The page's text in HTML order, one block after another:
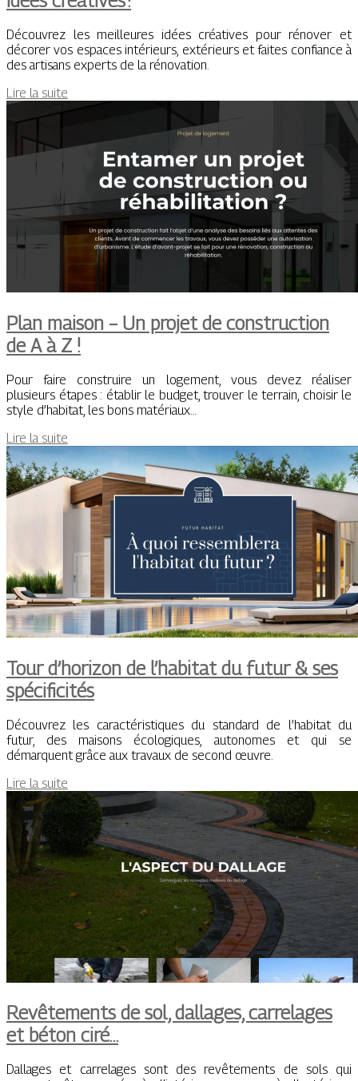
Découvrez les meilleures idées créatives pour rénover et
décorer vos espaces intérieurs, extérieurs et faites confiance à
des artisans experts de la rénovation.
Lire la suite
Plan maison – Un projet de construction
de A à Z !
Pour faire construire un logement, vous devez réaliser
plusieurs étapes : établir le budget, trouver le terrain, choisir le
style d’habitat, les bons matériaux…
Lire la suite
Tour d’horizon de l’habitat du futur & ses
spécificités
Découvrez les caractéristiques du standard de l’habitat du
futur, des maisons écologiques, autonomes et qui se
démarquent grâce aux travaux de second œuvre.
Lire la suite
Revêtements de sol, dallages, carrelages
et béton ciré…
Dallages et carrelages sont des revêtements de sols qui